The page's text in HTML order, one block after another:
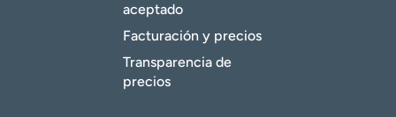
aceptado
Facturación y precios
Transparencia de
precios